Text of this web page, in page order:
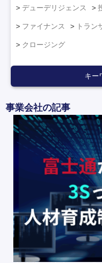
デューデリジェンス
ファイナンス トラン
クロージング
キー
事業会社の記事